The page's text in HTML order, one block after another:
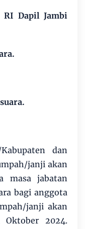
RI Dapil Jambi
dan
janji akan
masa jabatan
bagi anggota
janji akan
Oktober 2024.